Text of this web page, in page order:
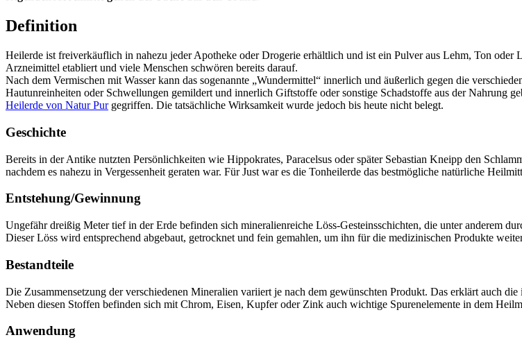
Definition
Heilerde ist freiverkäuflich in nahezu jeder Apotheke oder Drogerie erhältlich und ist ein Pulver aus Lehm, Ton oder
Arzneimittel etabliert und viele Menschen schwören bereits darauf.
Nach dem Vermischen mit Wasser kann das sogenannte „Wundermittel“ innerlich und äußerlich gegen die
Hautunreinheiten oder Schwellungen gemildert und innerlich Giftstoffe oder sonstige Schadstoffe aus der Nahrung
Heilerde von Natur Purgegriffen. Die tatsächliche Wirksamkeit wurde jedoch bis heute nicht belegt.
Geschichte
Bereits in der Antike nutzten Persönlichkeiten wie Hippokrates, Paracelsus oder später Sebastian Kneipp den
nachdem es nahezu in Vergessenheit geraten war. Für Just war es die Tonheilerde das bestmögliche natürliche
Entstehung/Gewinnung
Ungefähr dreißig Meter tief in der Erde befinden sich mineralienreiche Löss-Gesteinsschichten, die unter anderem
Dieser Löss wird entsprechend abgebaut, getrocknet und fein gemahlen, um ihn für die medizinischen Produkte
Bestandteile
Die Zusammensetzung der verschiedenen Mineralien variiert je nach dem gewünschten Produkt. Das erklärt auch
Neben diesen Stoffen befinden sich mit Chrom, Eisen, Kupfer oder Zink auch wichtige Spurenelemente in dem
Anwendung